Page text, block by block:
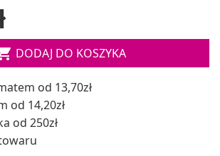
DODAJ DO KOSZYKA
od 13,70zł
od 14,20zł
od 250zł